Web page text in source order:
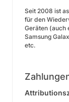
Seit 2008 ist
für den
Geräten (auch
Samsung
etc.